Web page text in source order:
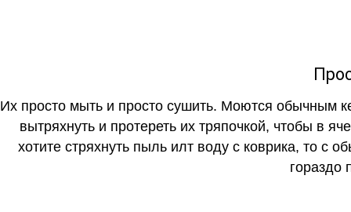
Их просто мыть и просто сушить. Моются обычным
вытряхнуть и протереть их тряпочкой, чтобы в
хотите стряхнуть пыль илт воду с коврика, то с
гораздо